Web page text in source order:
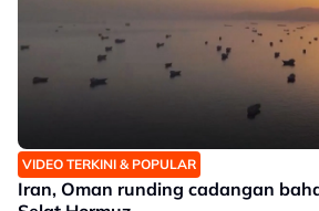
VIDEO TERKINI & POPULAR
Iran, Oman runding cadangan